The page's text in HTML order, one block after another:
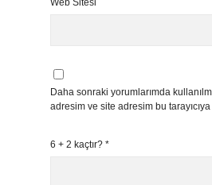
Web Sitesi
Daha sonraki yorumlarımda
adresim ve site adresim bu
6 + 2 kaçtır? *